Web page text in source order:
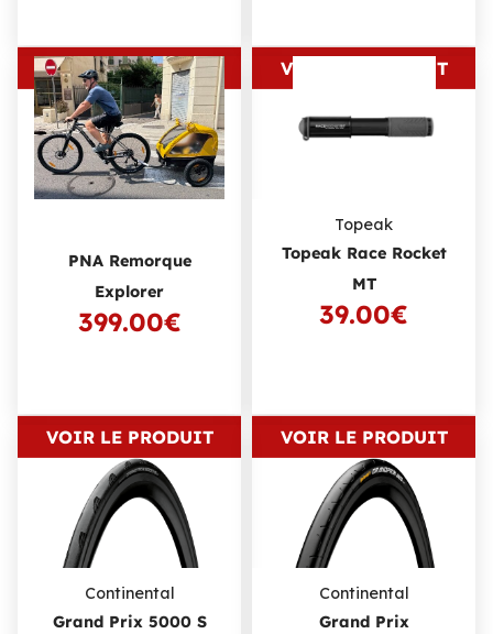
VOIR LE PRODUIT VOIR LE PRODUIT
PNA Remorque
Explorer
399.00€
VOIR LE PRODUIT
Topeak
Topeak Race Rocket
MT
39.00€
VOIR LE PRODUIT
Continental
Grand Prix 5000 S
Continental
Grand Prix